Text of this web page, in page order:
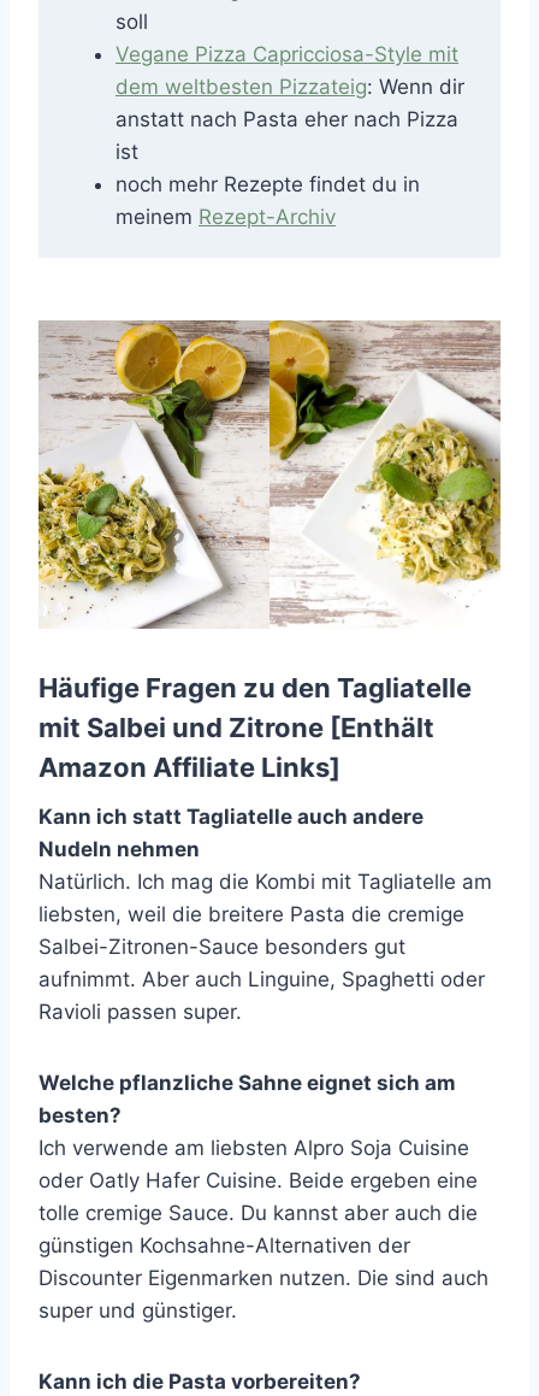
soll
Vegane Pizza Capricciosa-Style mit
dem weltbesten Pizzateig: Wenn dir
anstatt nach Pasta eher nach Pizza
ist
noch mehr Rezepte findet du in
meinem Rezept-Archiv
Häufige Fragen zu den Tagliatelle
mit Salbei und Zitrone [Enthält
Amazon Affiliate Links]
Kann ich statt Tagliatelle auch andere
Nudeln nehmen
Natürlich. Ich mag die Kombi mit Tagliatelle am
liebsten, weil die breitere Pasta die cremige
Salbei-Zitronen-Sauce besonders gut
aufnimmt. Aber auch Linguine, Spaghetti oder
Ravioli passen super.
Welche pflanzliche Sahne eignet sich am
besten?
Ich verwende am liebsten Alpro Soja Cuisine
oder Oatly Hafer Cuisine. Beide ergeben eine
tolle cremige Sauce. Du kannst aber auch die
günstigen Kochsahne-Alternativen der
Discounter Eigenmarken nutzen. Die sind auch
super und günstiger.
Kann ich die Pasta vorbereiten?